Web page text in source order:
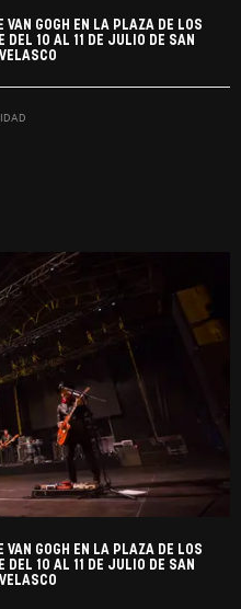
VAN GOGH EN LA PLAZA DE LOS
DEL 10 AL 11 DE JULIO DE SAN
VAN GOGH EN LA PLAZA DE LOS
DEL 10 AL 11 DE JULIO DE SAN